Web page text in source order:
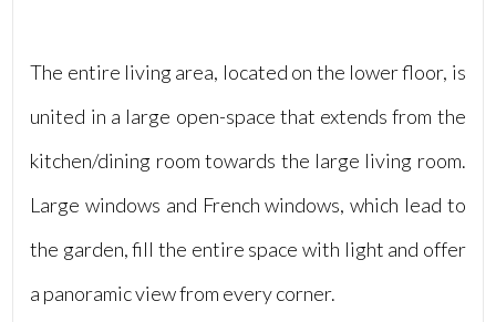
The entire living area, located on the lower floor, is
united in a large open-space that extends from the
kitchen/dining room towards the large living room.
Large windows and French windows, which lead to
the garden, fill the entire space with light and offer
a panoramic view from every corner.
Posto auto/Box
Balcone/Terrazzo
Ascensore
Arredato